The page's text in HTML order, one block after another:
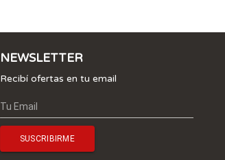
NEWSLETTER
Recibí ofertas en tu email